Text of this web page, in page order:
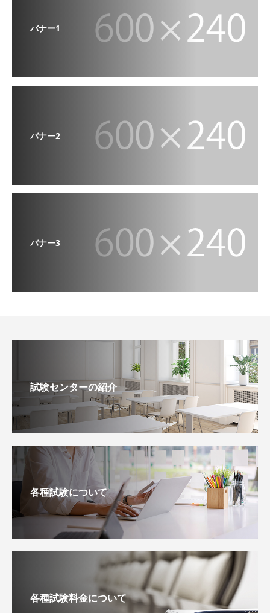
バナー1
バナー2
バナー3
試験センターの紹介
各種試験について
各種試験料金について